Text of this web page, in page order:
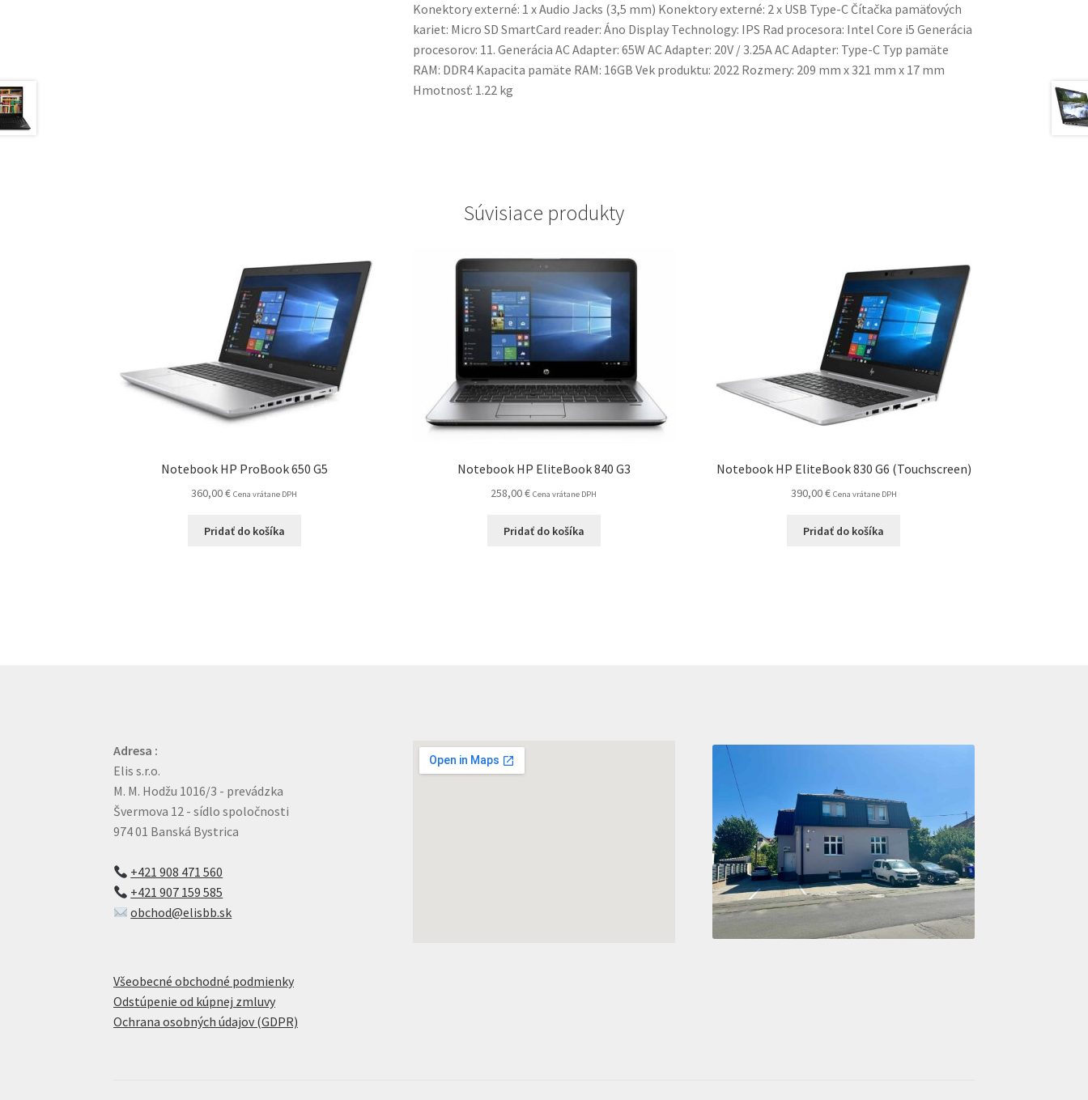
Konektory externé: 1 x Audio Jacks (3,5 mm) Konektory externé: 2 x USB Type-C Čítačka pamäťových
kariet: Micro SD SmartCard reader: Áno Display Technology: IPS Rad procesora: Intel Core i5 Generácia
procesorov: 11. Generácia AC Adapter: 65W AC Adapter: 20V / 3.25A AC Adapter: Type-C Typ pamäte
RAM: DDR4 Kapacita pamäte RAM: 16GB Vek produktu: 2022 Rozmery: 209 mm x 321 mm x 17 mm
Hmotnosť: 1.22 kg
Súvisiace produkty
Notebook HP ProBook 650 G5
360,00€ Cena vrátane DPH
Pridať do košíka
Notebook HP EliteBook 840 G3
258,00€ Cena vrátane DPH
Pridať do košíka
Notebook HP EliteBook 830 G6 (Touchscreen)
390,00€ Cena vrátane DPH
Pridať do košíka
Adresa :
Elis s.r.o.
M. M. Hodžu 1016/3 - prevádzka
Švermova 12 - sídlo spoločnosti
974 01 Banská Bystrica
+421 908 471 560
+421 907 159 585
obchod@elisbb.sk
Všeobecné obchodné podmienky
Odstúpenie od kúpnej zmluvy
Ochrana osobných údajov (GDPR)